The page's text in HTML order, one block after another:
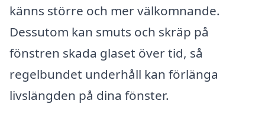
känns större och mer välkomnande.
Dessutom kan smuts och skräp på
fönstren skada glaset över tid, så
regelbundet underhåll kan förlänga
livslängden på dina fönster.